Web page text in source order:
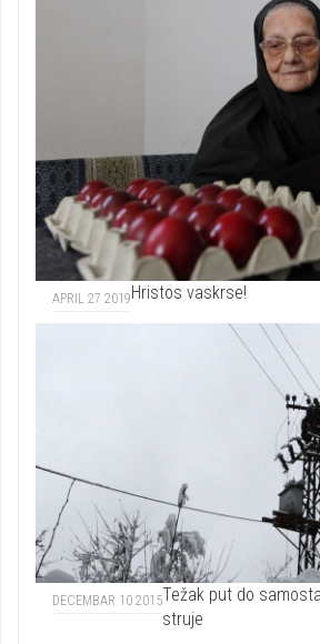
APRIL 27 2019Hristos vaskrse!
DECEMBAR 10 2015Težak put do
struje